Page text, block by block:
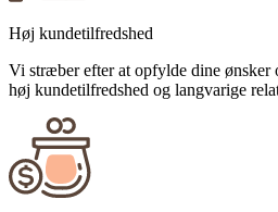
Høj kundetilfredshed
Vi stræber efter at opfylde dine ønsker
høj kundetilfredshed og langvarige